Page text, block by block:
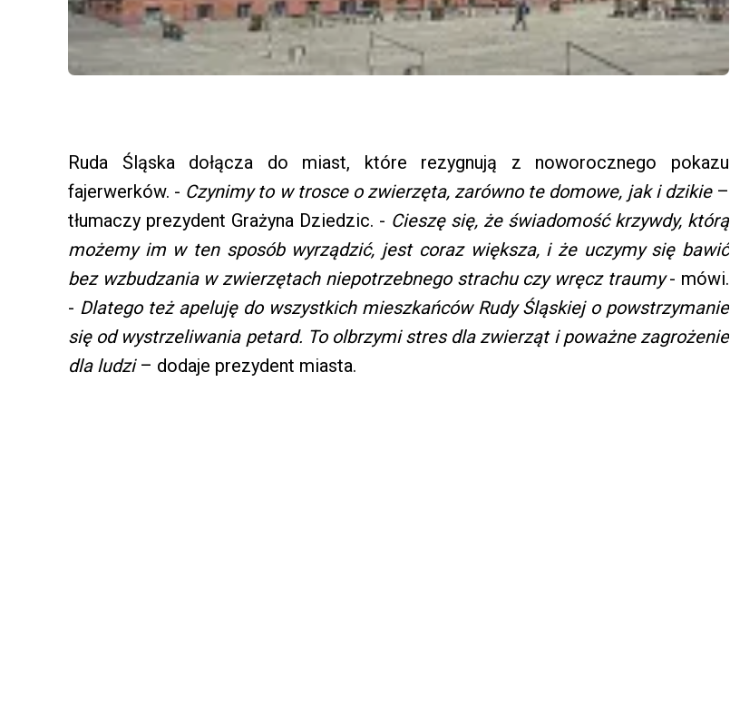
Ruda Śląska dołącza do miast, które rezygnują z noworocznego pokazu
fajerwerków. - Czynimy to w trosce o zwierzęta, zarówno te domowe, jak i dzikie–
tłumaczy prezydent Grażyna Dziedzic. - Cieszę się, że świadomość krzywdy, którą
możemy im w ten sposób wyrządzić, jest coraz większa, i że uczymy się bawić
bez wzbudzania w zwierzętach niepotrzebnego strachu czy wręcz traumy- mówi.
- Dlatego też apeluję do wszystkich mieszkańców Rudy Śląskiej o powstrzymanie
się od wystrzeliwania petard. To olbrzymi stres dla zwierząt i poważne zagrożenie
dla ludzi– dodaje prezydent miasta.